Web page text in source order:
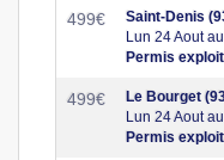
499€
Saint-Denis
Lun 24 Aout
Permis
499€
Le Bourget
Lun 24 Aout
Permis